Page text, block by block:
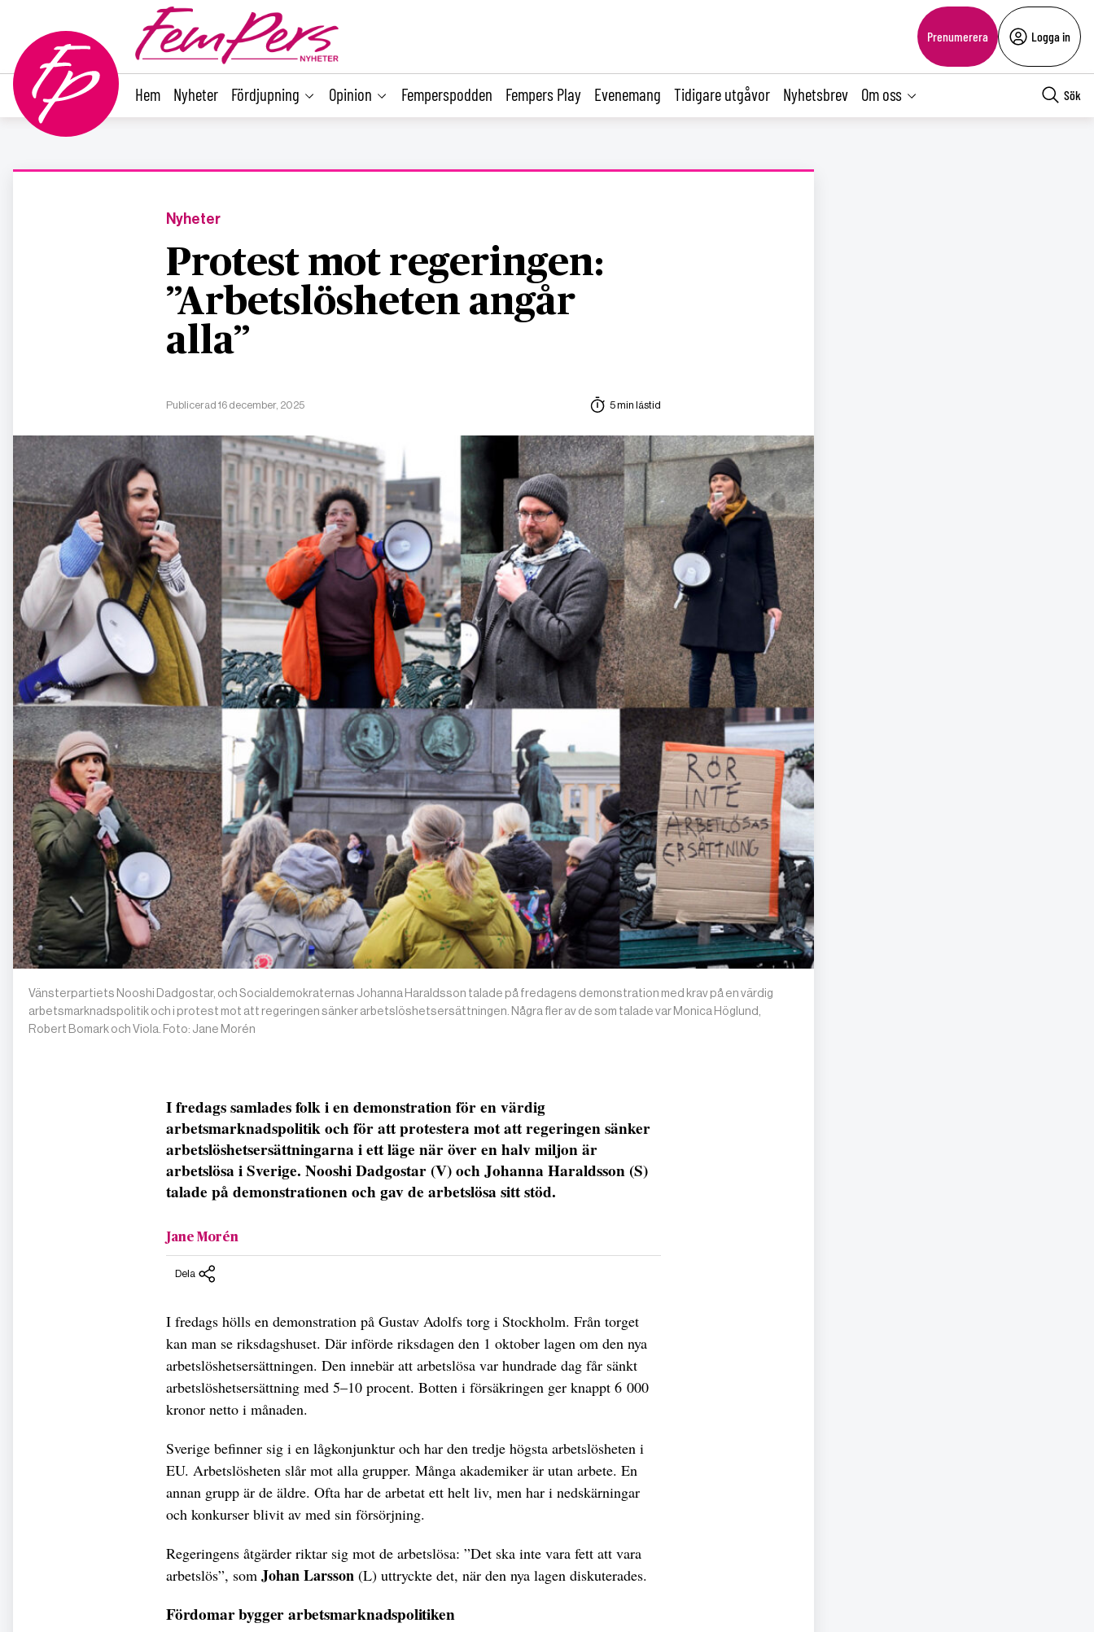
Prenumerera Logga in
Hem Nyheter Fördjupning Opinion Femperspodden Fempers Play Evenemang Tidigare utgåvor Nyhetsbrev Om oss Sök
Nyheter
Protest mot regeringen:
”Arbetslösheten angår
alla”
Publicerad 16 december, 2025 5 min lästid
Vänsterpartiets Nooshi Dadgostar, och Socialdemokraternas Johanna Haraldsson talade på fredagens demonstration med krav på en värdig
arbetsmarknadspolitik och i protest mot att regeringen sänker arbetslöshetsersättningen. Några fler av de som talade var Monica Höglund,
Robert Bomark och Viola. Foto: Jane Morén
I fredags samlades folk i en demonstration för en värdig
arbetsmarknadspolitik och för att protestera mot att regeringen sänker
arbetslöshetsersättningarna i ett läge när över en halv miljon är
arbetslösa i Sverige. Nooshi Dadgostar (V) och Johanna Haraldsson (S)
talade på demonstrationen och gav de arbetslösa sitt stöd.
Jane Morén
Dela
I fredags hölls en demonstration på Gustav Adolfs torg i Stockholm. Från torget
kan man se riksdagshuset. Där införde riksdagen den 1 oktober lagen om den nya
arbetslöshetsersättningen. Den innebär att arbetslösa var hundrade dag får sänkt
arbetslöshetsersättning med 5–10 procent. Botten i försäkringen ger knappt 6 000
kronor netto i månaden.
Sverige befinner sig i en lågkonjunktur och har den tredje högsta arbetslösheten i
EU. Arbetslösheten slår mot alla grupper. Många akademiker är utan arbete. En
annan grupp är de äldre. Ofta har de arbetat ett helt liv, men har i nedskärningar
och konkurser blivit av med sin försörjning.
Regeringens åtgärder riktar sig mot de arbetslösa: ”Det ska inte vara fett att vara
arbetslös”, som Johan Larsson (L) uttryckte det, när den nya lagen diskuterades.
Fördomar bygger arbetsmarknadspolitiken